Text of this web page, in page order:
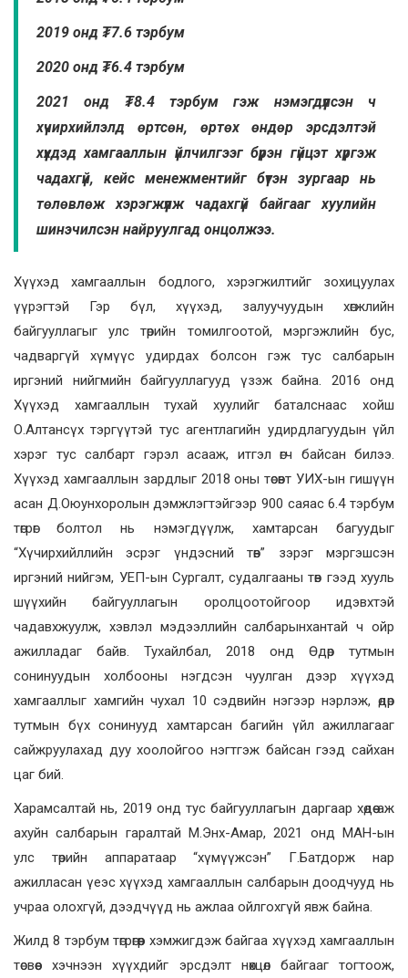
2019 онд ₮7.6 тэрбум
2020 онд ₮6.4 тэрбум
2021 онд ₮8.4 тэрбум гэж нэмэгдүүлсэн ч
хүчирхийлэлд өртсөн, өртөх өндөр эрсдэлтэй
хүүхдэд хамгааллын үйлчилгээг бүрэн гүйцэт хүргэж
чадахгүй, кейс менежментийг бүтэн зургаар нь
төлөвлөж хэрэгжүүлж чадахгүй байгааг хуулийн
шинэчилсэн найруулгад онцолжээ.
Хүүхэд хамгааллын бодлого, хэрэгжилтийг зохицуулах
үүрэгтэй Гэр бүл, хүүхэд, залуучуудын хөгжлийн
байгууллагыг улс төрийн томилгоотой, мэргэжлийн бус,
чадваргүй хүмүүс удирдах болсон гэж тус салбарын
иргэний нийгмийн байгууллагууд үзэж байна. 2016 онд
Хүүхэд хамгааллын тухай хуулийг баталснаас хойш
О.Алтансүх тэргүүтэй тус агентлагийн удирдлагуудын үйл
хэрэг тус салбарт гэрэл асааж, итгэл өгч байсан билээ.
Хүүхэд хамгааллын зардлыг 2018 оны төсөвт УИХ-ын гишүүн
асан Д.Оюунхоролын дэмжлэгтэйгээр 900 саяас 6.4 тэрбум
төгрөг болтол нь нэмэгдүүлж, хамтарсан багуудыг
“Хүчирхийллийн эсрэг үндэсний төв” зэрэг мэргэшсэн
иргэний нийгэм, УЕП-ын Сургалт, судалгааны төв гээд хууль
шүүхийн байгууллагын оролцоотойгоор идэвхтэй
чадавхжуулж, хэвлэл мэдээллийн салбарынхантай ч ойр
ажилладаг байв. Тухайлбал, 2018 онд Өдөр тутмын
сонинуудын холбооны нэгдсэн чуулган дээр хүүхэд
хамгааллыг хамгийн чухал 10 сэдвийн нэгээр нэрлэж, өдөр
тутмын бүх сонинууд хамтарсан багийн үйл ажиллагааг
сайжруулахад дуу хоолойгоо нэгтгэж байсан гээд сайхан
цаг бий.
Харамсалтай нь, 2019 онд тус байгууллагын даргаар хөдөө аж
ахуйн салбарын гаралтай М.Энх-Амар, 2021 онд МАН-ын
улс төрийн аппаратаар “хүмүүжсэн” Г.Батдорж нар
ажилласан үеэс хүүхэд хамгааллын салбарын доодчууд нь
учраа олохгүй, дээдчүүд нь ажлаа ойлгохгүй явж байна.
Жилд 8 тэрбум төгрөгөөр хэмжигдэж байгаа хүүхэд хамгааллын
төсвөөс хэчнээн хүүхдийг эрсдэлт нөхцөл байгааг тогтоож,